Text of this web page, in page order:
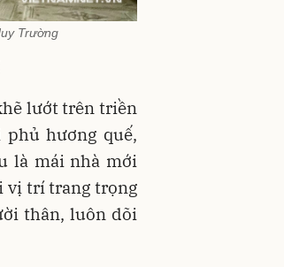
Trường
lướt trên triền
hương quế,
là mái nhà mới
vị trí trang trọng
thân, luôn dõi